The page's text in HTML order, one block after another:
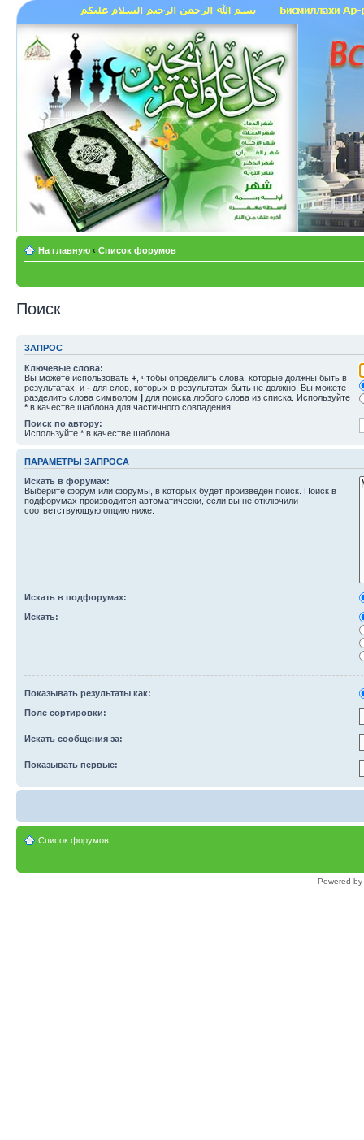
На главную ‹ Список форумов
Поиск
ЗАПРОС
Ключевые слова:
Вы можете использовать + , чтобы определить слова, которые должны быть в
результатах, и - для слов, которых в результатах быть не должно. Вы можете
разделить слова символом | для поиска любого слова из списка. Используйте
* в качестве шаблона для частичного совпадения.
Поиск по автору:
Используйте * в качестве шаблона.
ПАРАМЕТРЫ ЗАПРОСА
Искать в форумах:
Выберите форум или форумы, в которых будет произведён поиск. Поиск в
подфорумах производится автоматически, если вы не отключили
соответствующую опцию ниже.
Искать в подфорумах:
Искать:
Показывать результаты как:
Поле сортировки:
Искать сообщения за:
Показывать первые:
Список форумов
Powered by